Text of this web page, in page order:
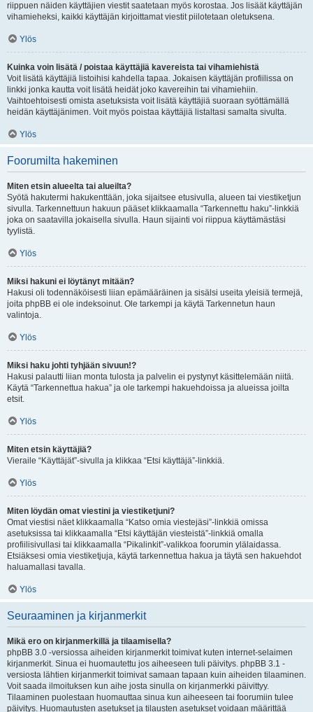
riippuen näiden käyttäjien viestit saatetaan myös korostaa. Jos lisäät käyttäjän
vihamieheksi, kaikki käyttäjän kirjoittamat viestit piilotetaan oletuksena.
Ylös
Kuinka voin lisätä / poistaa käyttäjiä kavereista tai vihamiehistä
Voit lisätä käyttäjiä listoihisi kahdella tapaa. Jokaisen käyttäjän profiilissa on
linkki jonka kautta voit lisätä heidät joko kavereihin tai vihamiehiin.
Vaihtoehtoisesti omista asetuksista voit lisätä käyttäjiä suoraan syöttämällä
heidän käyttäjänimen. Voit myös poistaa käyttäjiä listaltasi samalta sivulta.
Ylös
Foorumilta hakeminen
Miten etsin alueelta tai alueilta?
Syötä hakutermi hakukenttään, joka sijaitsee etusivulla, alueen tai viestiketjun
sivulla. Tarkennettuun hakuun pääset klikkaamalla “Tarkennettu haku”-linkkiä
joka on saatavilla jokaisella sivulla. Haun sijainti voi riippua käyttämästäsi
tyylistä.
Ylös
Miksi hakuni ei löytänyt mitään?
Hakusi oli todennäköisesti liian epämääräinen ja sisälsi useita yleisiä termejä,
joita phpBB ei ole indeksoinut. Ole tarkempi ja käytä Tarkennetun haun
valintoja.
Ylös
Miksi haku johti tyhjään sivuun!?
Hakusi palautti liian monta tulosta ja palvelin ei pystynyt käsittelemään niitä.
Käytä “Tarkennettua hakua” ja ole tarkempi hakuehdoissa ja alueissa joilta
etsit.
Ylös
Miten etsin käyttäjiä?
Vieraile “Käyttäjät”-sivulla ja klikkaa “Etsi käyttäjä”-linkkiä.
Ylös
Miten löydän omat viestini ja viestiketjuni?
Omat viestisi näet klikkaamalla “Katso omia viestejäsi”-linkkiä omissa
asetuksissa tai klikkaamalla “Etsi käyttäjän viesteistä”-linkkiä omalla
profiilisivullasi tai klikkaamalla “Pikalinkit”-valikkoa foorumin ylälaidassa.
Etsiäksesi omia viestiketjuja, käytä tarkennettua hakua ja täytä sen hakuehdot
haluamallasi tavalla.
Ylös
Seuraaminen ja kirjanmerkit
Mikä ero on kirjanmerkillä ja tilaamisella?
phpBB 3.0 -versiossa aiheiden kirjanmerkit toimivat kuten internet-selaimen
kirjanmerkit. Sinua ei huomautettu jos aiheeseen tuli päivitys. phpBB 3.1 -
versiosta lähtien kirjanmerkit toimivat samaan tapaan kuin aiheiden tilaaminen.
Voit saada ilmoituksen kun aihe josta sinulla on kirjanmerkki päivittyy.
Tilaaminen puolestaan huomauttaa sinua kun aiheeseen tai foorumiin tulee
päivitys. Huomautusten asetukset ja tilausten asetukset voidaan määrittää